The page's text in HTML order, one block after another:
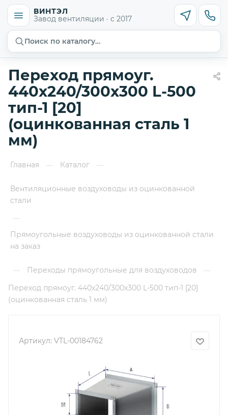
ВИНТЭЛ
Завод вентиляции · с 2017
Поиск по каталогу…
Переход прямоуг.
440х240/300х300 L-500
тип-1 [20]
(оцинкованная сталь 1
мм)
Главная — Каталог —
Вентиляционные воздуховоды из оцинкованной
стали
—
Прямоугольные воздуховоды из оцинкованной стали
на заказ
— Переходы прямоугольные для воздуховодов
—
Переход прямоуг. 440х240/300х300 L-500 тип-1 [20]
(оцинкованная сталь 1 мм)
Артикул: VTL-00184762